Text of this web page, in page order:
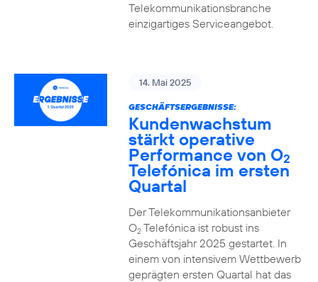
Telekommunikationsbranche
einzigartiges Serviceangebot.
14. Mai 2025
GESCHÄFTSERGEBNISSE:
Kundenwachstum
stärkt operative
Performance von O2
Telefónica im ersten
Quartal
Der Telekommunikationsanbieter
O2Telefónica ist robust ins
Geschäftsjahr 2025 gestartet. In
einem von intensivem Wettbewerb
geprägten ersten Quartal hat das